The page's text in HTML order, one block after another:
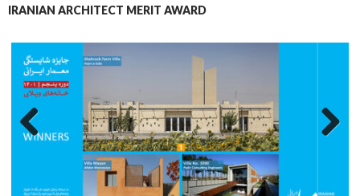
IRANIAN ARCHITECT MERIT AWARD
Previo